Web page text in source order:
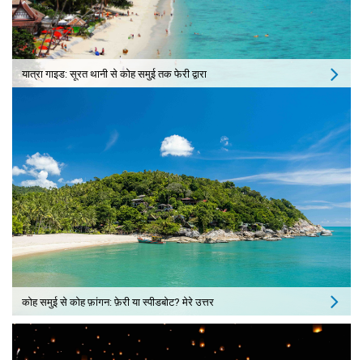
यात्रा गाइड: सूरत थानी से कोह समुई तक फेरी द्वारा
कोह समुई से कोह फ़ांगन: फ़ेरी या स्पीडबोट? मेरे उत्तर